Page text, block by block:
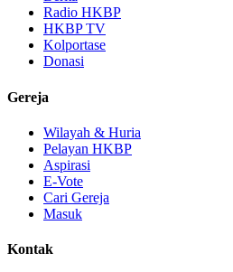
Radio HKBP
HKBP TV
Kolportase
Donasi
Gereja
Wilayah & Huria
Pelayan HKBP
Aspirasi
E-Vote
Cari Gereja
Masuk
Kontak